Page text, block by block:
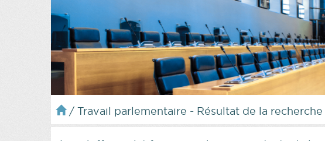
/ Travail parlementaire - Résultat de la recherche